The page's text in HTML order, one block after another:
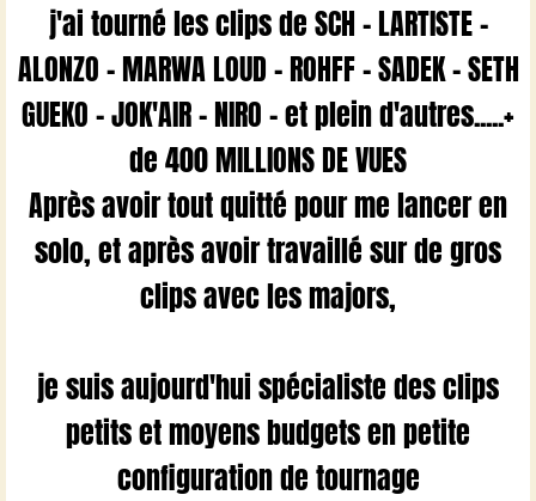
j'ai tourné les clips de SCH - LARTISTE -
ALONZO - MARWA LOUD - ROHFF - SADEK - SETH
GUEKO - JOK'AIR - NIRO - et plein d'autres.....+
de 400 MILLIONS DE VUES
Après avoir tout quitté pour me lancer en
solo, et après avoir travaillé sur de gros
clips avec les majors,
je suis aujourd'hui spécialiste des clips
petits et moyens budgets en petite
configuration de tournage